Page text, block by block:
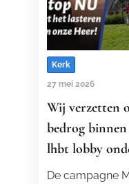
Kerk
27 mei 2026
Wij verzetten
bedrog
lhbt lobby
De campagne